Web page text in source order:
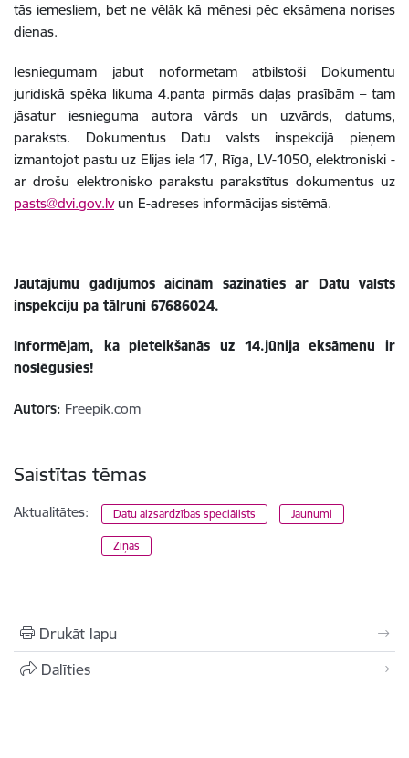
tās iemesliem, bet ne vēlāk kā mēnesi pēc eksāmena norises
dienas.
Iesniegumam jābūt noformētam atbilstoši Dokumentu
juridiskā spēka likuma 4.panta pirmās daļas prasībām – tam
jāsatur iesnieguma autora vārds un uzvārds, datums,
paraksts. Dokumentus Datu valsts inspekcijā pieņem
izmantojot pastu uz Elijas iela 17, Rīga, LV-1050, elektroniski -
ar drošu elektronisko parakstu parakstītus dokumentus uz
pasts@dvi.gov.lvun E-adreses informācijas sistēmā.
Jautājumu gadījumos aicinām sazināties ar Datu valsts
inspekciju pa tālruni 67686024.
Informējam, ka pieteikšanās uz 14.jūnija eksāmenu ir
noslēgusies!
Autors: Freepik.com
Saistītas tēmas
Aktualitātes: Datu aizsardzības speciālists Jaunumi
Ziņas
Drukāt lapu
Dalīties